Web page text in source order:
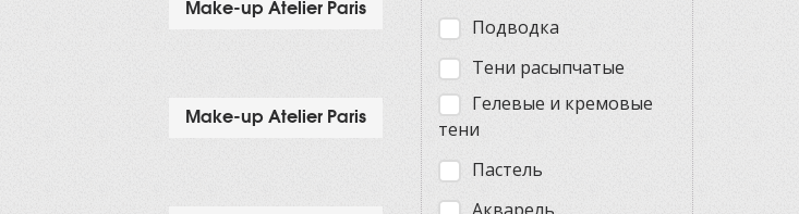
Make-up Atelier Paris
Make-up Atelier Paris
Подводка
Тени расыпчатые
Гелевые и кремовые
тени
Пастель